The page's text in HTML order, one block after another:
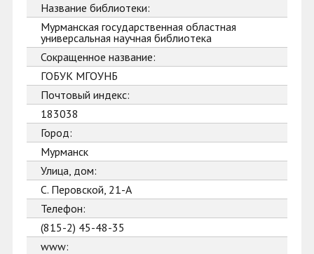
Название библиотеки:
Мурманская государственная областная
универсальная научная библиотека
Сокращенное название:
ГОБУК МГОУНБ
Почтовый индекс:
183038
Город:
Мурманск
Улица, дом:
С. Перовской, 21-А
Телефон:
(815-2) 45-48-35
www: